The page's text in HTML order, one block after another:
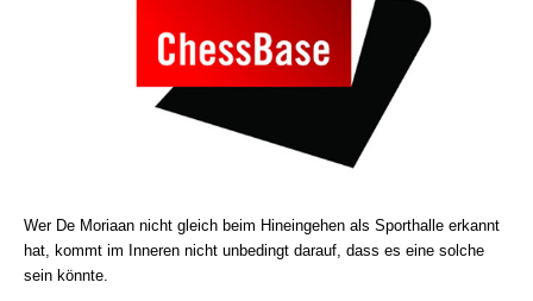
Wer De Moriaan nicht gleich beim Hineingehen als Sporthalle erkannt
hat, kommt im Inneren nicht unbedingt darauf, dass es eine solche
sein könnte.